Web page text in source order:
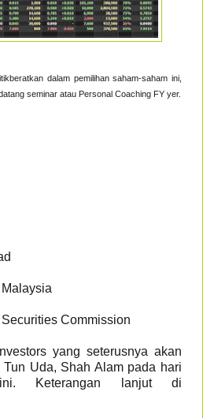
dalam pemilihan saham-saham ini,
seminar atau Personal Coaching FY yer.
Commission
yang seterusnya akan
Uda, Shah Alam pada hari
Keterangan lanjut di